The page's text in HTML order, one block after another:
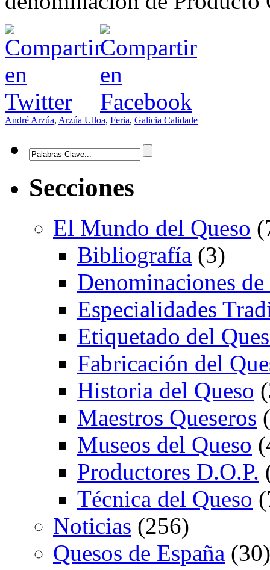
André Arzúa, Arzúa Ulloa, Feria, Galicia Calidade
Secciones
El Mundo del Queso
Bibliografía (3)
Denominaciones
Especialidades
Etiquetado del
Fabricación del
Historia del Queso
Maestros Queseros
Museos del Queso
Productores D.O.P.
Técnica del Queso
Noticias (256)
Quesos de España (30)